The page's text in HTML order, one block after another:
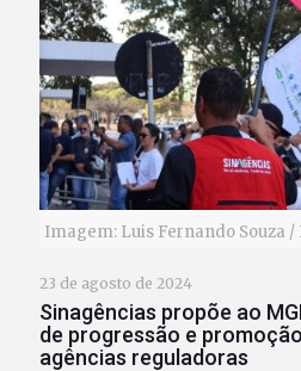
Imagem: Luis Fernando Souza
23 de agosto de 2024
Sinagências propõe ao
de progressão e
agências reguladoras